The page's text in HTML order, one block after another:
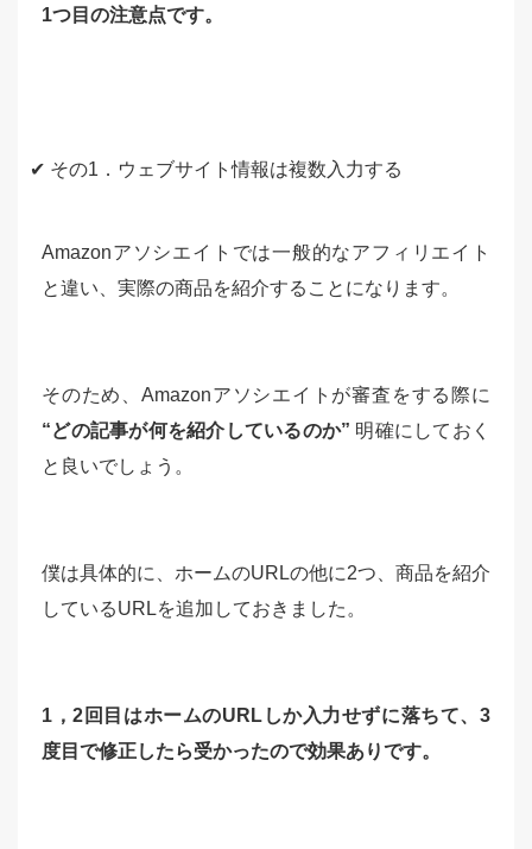
1つ目の注意点です。
✔ その1．ウェブサイト情報は複数入力する
Amazonアソシエイトでは一般的なアフィリエイト
と違い、実際の商品を紹介することになります。
そのため、Amazonアソシエイトが審査をする際に
“どの記事が何を紹介しているのか” 明確にしておく
と良いでしょう。
僕は具体的に、ホームのURLの他に2つ、商品を紹介
しているURLを追加しておきました。
1，2回目はホームのURLしか入力せずに落ちて、3
度目で修正したら受かったので効果ありです。